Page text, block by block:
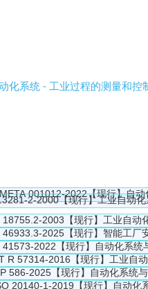
具体途径。
based on the reference
demand simulation at any
kinds of enterprises. It is
and communication
systems in IEC
化系统 - 工业过程的测量和控